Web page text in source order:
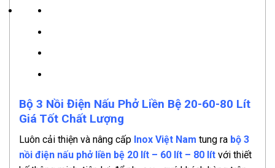
Bộ 3 Nồi Điện Nấu Phở Liền Bệ 20-60-80 Lít
Giá Tốt Chất Lượng
Luôn cải thiện và nâng cấp Inox Việt Nam tung ra bộ 3
nồi điện nấu phở liền bệ 20 lít – 60 lít – 80 lít với thiết